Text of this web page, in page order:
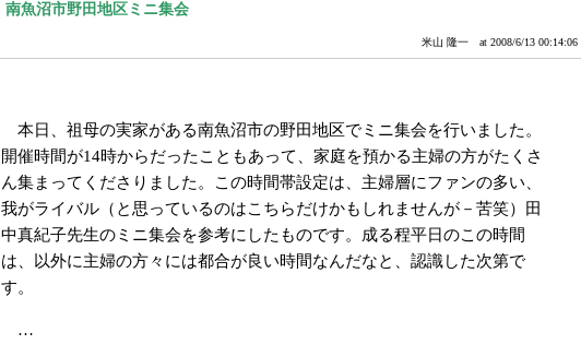
南魚沼市野田地区ミニ集会
米山 隆一 at 2008/6/13 00:14:06
本日、祖母の実家がある南魚沼市の野田地区でミニ集会を行いました。
開催時間が14時からだったこともあって、家庭を預かる主婦の方がたくさ
ん集まってくださりました。この時間帯設定は、主婦層にファンの多い、
我がライバル（と思っているのはこちらだけかもしれませんが－苦笑）田
中真紀子先生のミニ集会を参考にしたものです。成る程平日のこの時間
は、以外に主婦の方々には都合が良い時間なんだなと、認識した次第で
す。
…